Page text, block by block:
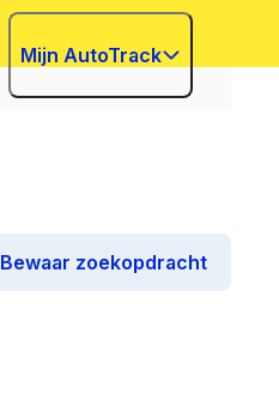
Mijn AutoTrack
Bewaar zoekopdracht